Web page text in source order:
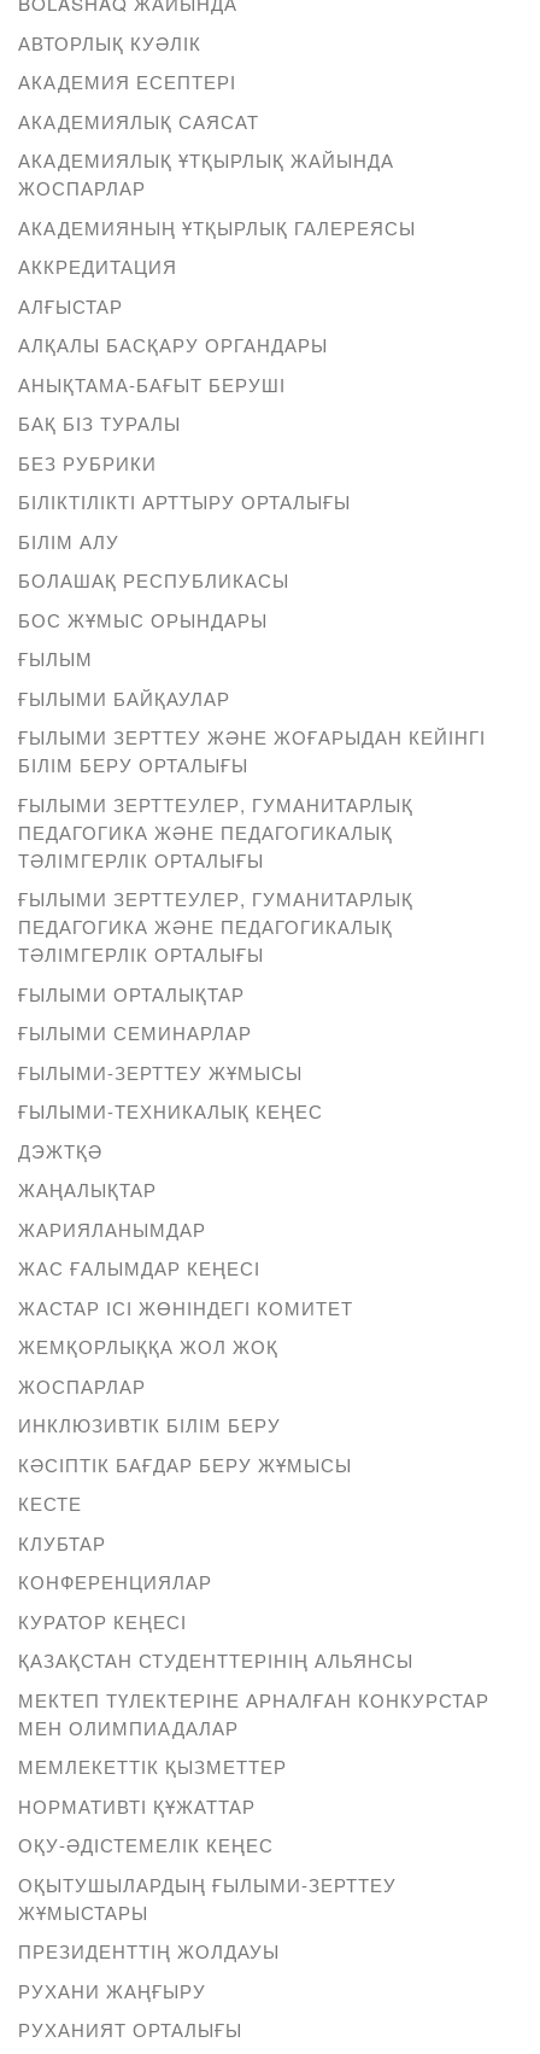
АВТОРЛЫҚ КУӘЛІК
АКАДЕМИЯ ЕСЕПТЕРІ
АКАДЕМИЯЛЫҚ САЯСАТ
АКАДЕМИЯЛЫҚ ҰТҚЫРЛЫҚ ЖАЙЫНДА
ЖОСПАРЛАР
АКАДЕМИЯНЫҢ ҰТҚЫРЛЫҚ ГАЛЕРЕЯСЫ
АККРЕДИТАЦИЯ
АЛҒЫСТАР
АЛҚАЛЫ БАСҚАРУ ОРГАНДАРЫ
АНЫҚТАМА-БАҒЫТ БЕРУШІ
БАҚ БІЗ ТУРАЛЫ
БЕЗ РУБРИКИ
БІЛІКТІЛІКТІ АРТТЫРУ ОРТАЛЫҒЫ
БІЛІМ АЛУ
БОЛАШАҚ РЕСПУБЛИКАСЫ
БОС ЖҰМЫС ОРЫНДАРЫ
ҒЫЛЫМ
ҒЫЛЫМИ БАЙҚАУЛАР
ҒЫЛЫМИ ЗЕРТТЕУ ЖӘНЕ ЖОҒАРЫДАН КЕЙІНГІ
БІЛІМ БЕРУ ОРТАЛЫҒЫ
ҒЫЛЫМИ ЗЕРТТЕУЛЕР, ГУМАНИТАРЛЫҚ
ПЕДАГОГИКА ЖӘНЕ ПЕДАГОГИКАЛЫҚ
ТӘЛІМГЕРЛІК ОРТАЛЫҒЫ
ҒЫЛЫМИ ЗЕРТТЕУЛЕР, ГУМАНИТАРЛЫҚ
ПЕДАГОГИКА ЖӘНЕ ПЕДАГОГИКАЛЫҚ
ТӘЛІМГЕРЛІК ОРТАЛЫҒЫ
ҒЫЛЫМИ ОРТАЛЫҚТАР
ҒЫЛЫМИ СЕМИНАРЛАР
ҒЫЛЫМИ-ЗЕРТТЕУ ЖҰМЫСЫ
ҒЫЛЫМИ-ТЕХНИКАЛЫҚ КЕҢЕС
ДЭЖТҚӘ
ЖАҢАЛЫҚТАР
ЖАРИЯЛАНЫМДАР
ЖАС ҒАЛЫМДАР КЕҢЕСІ
ЖАСТАР ІСІ ЖӨНІНДЕГІ КОМИТЕТ
ЖЕМҚОРЛЫҚҚА ЖОЛ ЖОҚ
ЖОСПАРЛАР
ИНКЛЮЗИВТІК БІЛІМ БЕРУ
КӘСІПТІК БАҒДАР БЕРУ ЖҰМЫСЫ
КЕСТЕ
КЛУБТАР
КОНФЕРЕНЦИЯЛАР
КУРАТОР КЕҢЕСІ
ҚАЗАҚСТАН СТУДЕНТТЕРІНІҢ АЛЬЯНСЫ
МЕКТЕП ТҮЛЕКТЕРІНЕ АРНАЛҒАН КОНКУРСТАР
МЕН ОЛИМПИАДАЛАР
МЕМЛЕКЕТТІК ҚЫЗМЕТТЕР
НОРМАТИВТІ ҚҰЖАТТАР
ОҚУ-ӘДІСТЕМЕЛІК КЕҢЕС
ОҚЫТУШЫЛАРДЫҢ ҒЫЛЫМИ-ЗЕРТТЕУ
ЖҰМЫСТАРЫ
ПРЕЗИДЕНТТІҢ ЖОЛДАУЫ
РУХАНИ ЖАҢҒЫРУ
РУХАНИЯТ ОРТАЛЫҒЫ